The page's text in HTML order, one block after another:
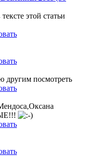
этой статьи
другим посмотреть